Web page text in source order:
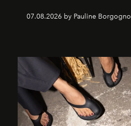
07.08.2026 by Pauline Borgogno